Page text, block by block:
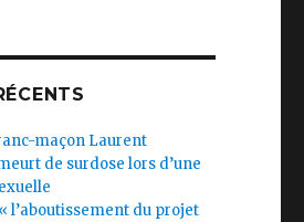
maçon Laurent
de surdose lors d’une
l’aboutissement du projet